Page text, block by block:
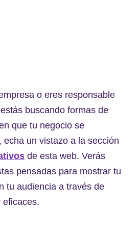
o eres responsable
buscando formas de
que tu negocio se
un vistazo a la sección
de esta web. Verás
pensadas para mostrar tu
tu audiencia a través de
eficaces.